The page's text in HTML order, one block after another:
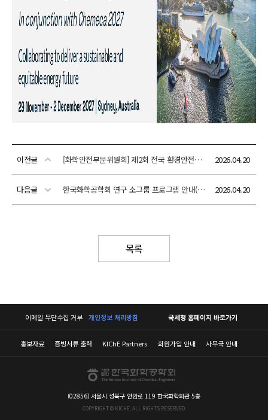
이전글 [화학안전부문위원회] 제2회 전국 환경안전설계 경진대회 (후원:다우데이타)(참가신청: 05/14(목)까지) 2026.04.20
다음글 한국화학공학회 연구 소그룹 프로그램 안내(지원: 4월 21일(화)~5월 1일(금)) 2026.04.20
목록
이메일 무단수집 거부 개인정보 처리방침 국세청 홈페이지 바로가기
홍보자료 증빙서류 출력 KIChE Partners 회원가입 안내 사무국 안내
(02856) 서울시 성북구 안암로 119 한국화학회관 5층
COPYRIGHT © KICHE. ALL RIGHTS RESERVED.